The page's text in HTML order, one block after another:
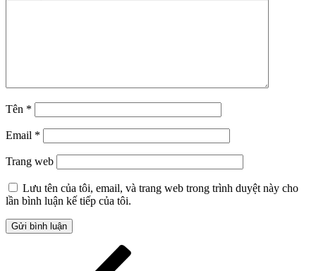
Tên *
Email *
Trang web
Lưu tên của tôi, email, và trang web trong trình duyệt này cho
lần bình luận kế tiếp của tôi.